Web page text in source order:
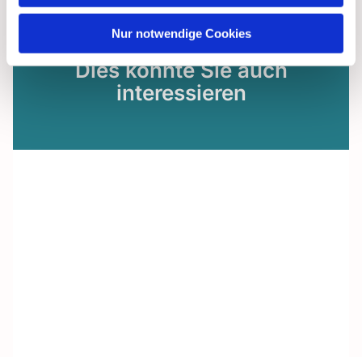
Nur notwendige Cookies
Dies könnte Sie auch
interessieren